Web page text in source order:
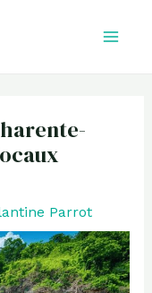
Parrot